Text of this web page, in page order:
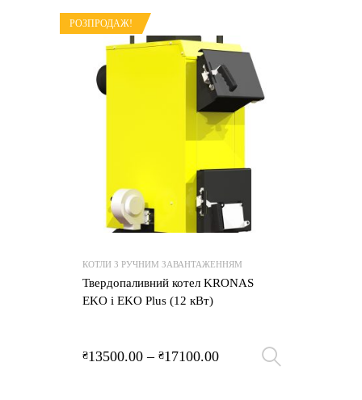
РОЗПРОДАЖ!
КОТЛИ З РУЧНИМ ЗАВАНТАЖЕННЯМ
Твердопаливний котел KRONAS
EKO і EKO Plus (12 кВт)
₴13500.00 – ₴17100.00